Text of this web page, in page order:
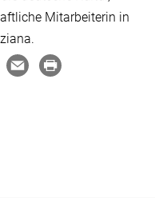
Mitarbeiterin in